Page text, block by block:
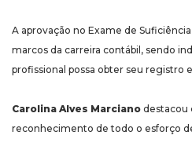
A aprovação no Exame de
marcos da carreira contábil, sendo
profissional possa obter seu registro
Carolina Alves Marciano destacou
reconhecimento de todo o esforço